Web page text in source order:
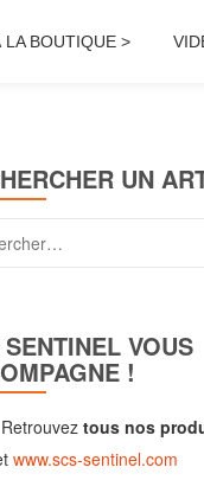
LA BOUTIQUE >
UN
VOUS
!
Retrouvez tous nos
www.scs-sentinel.com